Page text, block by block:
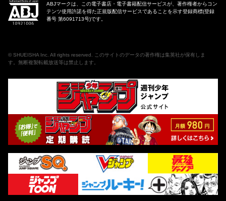
ABJマークは、この電子書店・電子書籍配信サービスが、著作権者からコン
テンツ使用許諾を得た正規版配信サービスであることを示す登録商標(登録
番号 第6091713号)です。
© SHUEISHA Inc. All rights reserved. このサイトのデータの著作権は集英社が保有しま
す。無断複製転載放送等は禁止します。